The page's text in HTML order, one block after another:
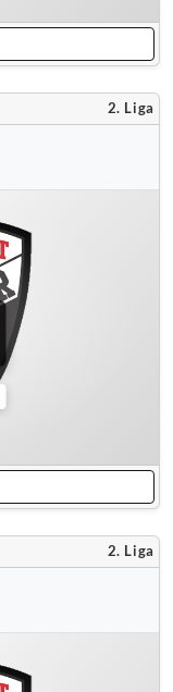
2. Liga
2. Liga